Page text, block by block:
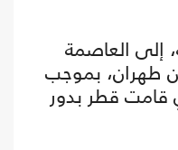
إلى العاصمة
طهران، بموجب
قامت قطر بدور